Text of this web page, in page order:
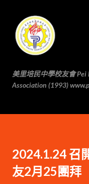
美里培民中學校友會
Association (1993)
2024.1.24 召
友2月25團拜